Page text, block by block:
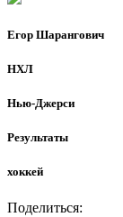
Егор Шарангович
НХЛ
Нью-Джерси
Результаты
хоккей
Поделиться: